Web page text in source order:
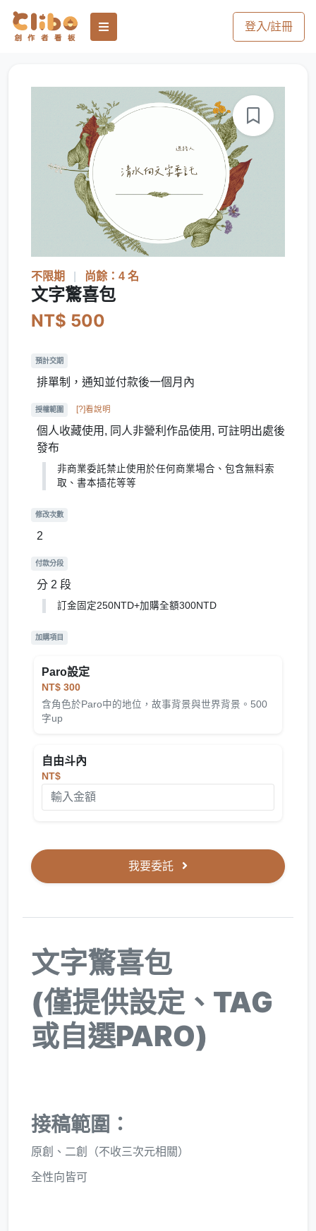
登入/註冊
不限期 尚餘：4 名
文字驚喜包
NT$ 500
預計交期
排單制，通知並付款後一個月內
授權範圍 [?]看說明
個人收藏使用, 同人非營利作品使用, 可註明出處後
發布
非商業委託禁止使用於任何商業場合、包含無料索
取、書本插花等等
修改次數
2
付款分段
分 2 段
訂金固定250NTD+加購全額300NTD
加購項目
Paro設定
NT$ 300
含角色於Paro中的地位，故事背景與世界背景。500
字up
自由斗內
NT$
我要委託
文字驚喜包
(僅提供設定、TAG
或自選PARO)
接稿範圍：
原創、二創（不收三次元相關）
全性向皆可